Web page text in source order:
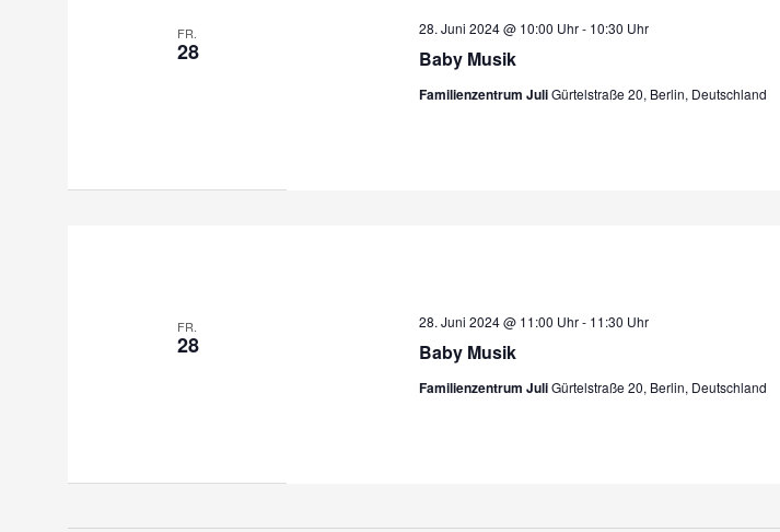
FR.
28 Baby Musik
28. Juni 2024 @ 10:00 Uhr- 10:30 Uhr
Familienzentrum JuliGürtelstraße 20, Berlin, Deutschland
FR.
28 Baby Musik
28. Juni 2024 @ 11:00 Uhr- 11:30 Uhr
Familienzentrum JuliGürtelstraße 20, Berlin, Deutschland